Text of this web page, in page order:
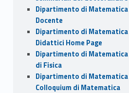
Dipartimento di Matematica
Docente
Dipartimento di Matematica
Didattici Home Page
Dipartimento di Matematica
di Fisica
Dipartimento di Matematica
Colloquium di Matematica